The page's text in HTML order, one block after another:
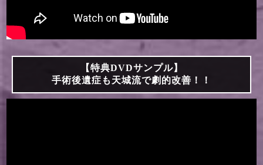
【特典DVDサンプル】
手術後遺症も天城流で劇的改善！！